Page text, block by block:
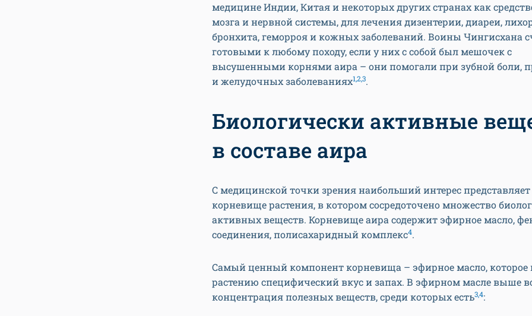
медицине Индии, Китая и некоторых других странах как
мозга и нервной системы, для лечения дизентерии, диареи,
бронхита, геморроя и кожных заболеваний. Воины Чингисхана
готовыми к любому походу, если у них с собой был мешочек с
высушенными корнями аира – они помогали при зубной боли,
и желудочных заболеваниях1,2,3.
Биологически активные
в составе аира
С медицинской точки зрения наибольший интерес представляет
корневище растения, в котором сосредоточено множество
активных веществ. Корневище аира содержит эфирное масло,
соединения, полисахаридный комплекс4.
Самый ценный компонент корневища – эфирное масло, которое
растению специфический вкус и запах. В эфирном масле выше
концентрация полезных веществ, среди которых есть3,4: